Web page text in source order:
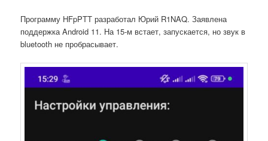
Программу HFpPTT разработал Юрий R1NAQ. Заявлена
поддержка Android 11. На 15-м встает, запускается, но звук в
bluetooth не пробрасывает.